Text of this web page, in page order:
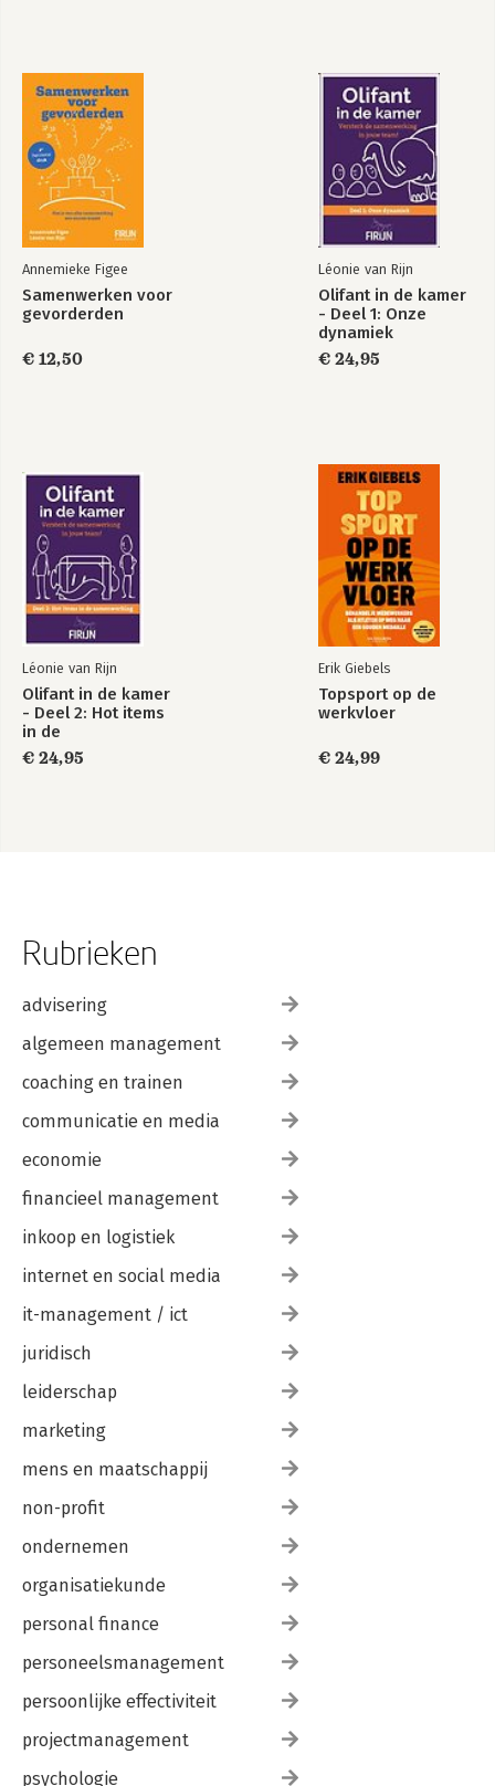
Het spel der
ongeschreven
regels - Herziene
editie
Ongeschreven
regels
Bekijk alle boeken
Annemieke Figee
Samenwerken voor
gevorderden
€ 12,50
Léonie van Rijn
Olifant in de kamer
- Deel 1: Onze
dynamiek
€ 24,95
Léonie van Rijn
Olifant in de kamer
- Deel 2: Hot items
in de
samenwerking
€ 24,95
Erik Giebels
Topsport op de
werkvloer
€ 24,99
Rubrieken
advisering
algemeen management
coaching en trainen
communicatie en media
economie
financieel management
inkoop en logistiek
internet en social media
it-management / ict
juridisch
leiderschap
marketing
mens en maatschappij
non-profit
ondernemen
organisatiekunde
personal finance
personeelsmanagement
persoonlijke effectiviteit
projectmanagement
psychologie